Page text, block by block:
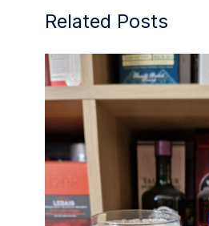
Related Posts